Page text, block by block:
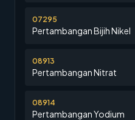
07295
Pertambangan Bijih Nikel
08913
Pertambangan Nitrat
08914
Pertambangan Yodium